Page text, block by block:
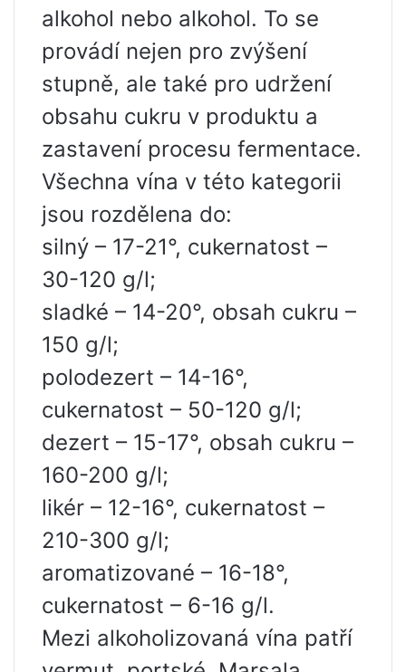
alkohol nebo alkohol. To se
provádí nejen pro zvýšení
stupně, ale také pro udržení
obsahu cukru v produktu a
zastavení procesu fermentace.
Všechna vína v této kategorii
jsou rozdělena do:
silný – 17-21°, cukernatost –
30-120 g/l;
sladké – 14-20°, obsah cukru –
150 g/l;
polodezert – 14-16°,
cukernatost – 50-120 g/l;
dezert – 15-17°, obsah cukru –
160-200 g/l;
likér – 12-16°, cukernatost –
210-300 g/l;
aromatizované – 16-18°,
cukernatost – 6-16 g/l.
Mezi alkoholizovaná vína patří